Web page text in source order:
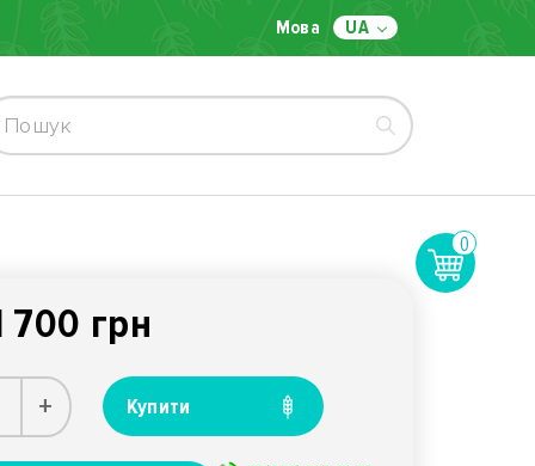
Мова UA
0
700 грн
+ Купити